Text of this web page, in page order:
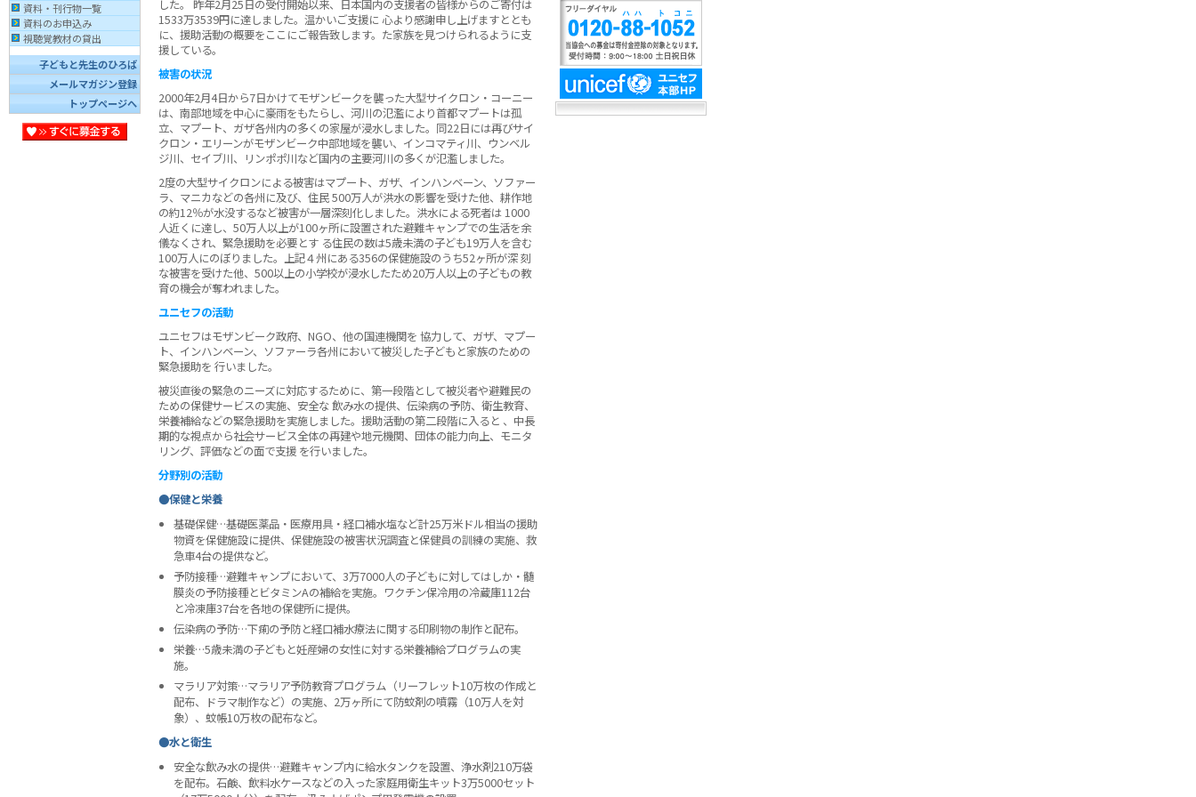
資料・刊行物一覧
資料のお申込み
視聴覚教材の貸出
子どもと先生のひろば
メールマガジン登録
トップページへ
した。 昨年2月25日の受付開始以来、日本国内の支援者の皆様からのご寄付は
1533万3539円に達しました。温かいご支援に 心より感謝申し上げますととも
に、援助活動の概要をここにご報告致します。た家族を見つけられるように支
援している。
被害の状況
2000年2月4日から7日かけてモザンビークを襲った大型サイクロン・コーニー
は、南部地域を中心に豪雨をもたらし、河川の氾濫により首都マプートは孤
立、マプート、ガザ各州内の多くの家屋が浸水しました。同22日には再びサイ
クロン・エリーンがモザンビーク中部地域を襲い、インコマティ川、ウンベル
ジ川、セイブ川、リンポポ川など国内の主要河川の多くが氾濫しました。
2度の大型サイクロンによる被害はマプート、ガザ、インハンベーン、ソファー
ラ、マニカなどの各州に及び、住民 500万人が洪水の影響を受けた他、耕作地
の約12％が水没するなど被害が一層深刻化しました。洪水による死者は 1000
人近くに達し、50万人以上が100ヶ所に設置された避難キャンプでの生活を余
儀なくされ、緊急援助を必要とす る住民の数は5歳未満の子ども19万人を含む
100万人にのぼりました。上記４州にある356の保健施設のうち52ヶ所が深 刻
な被害を受けた他、500以上の小学校が浸水したため20万人以上の子どもの教
育の機会が奪われました。
ユニセフの活動
ユニセフはモザンビーク政府、NGO、他の国連機関を 協力して、ガザ、マプー
ト、インハンベーン、ソファーラ各州において被災した子どもと家族のための
緊急援助を 行いました。
被災直後の緊急のニーズに対応するために、第一段階として被災者や避難民の
ための保健サービスの実施、安全な 飲み水の提供、伝染病の予防、衛生教育、
栄養補給などの緊急援助を実施しました。援助活動の第二段階に入ると 、中長
期的な視点から社会サービス全体の再建や地元機関、団体の能力向上、モニタ
リング、評価などの面で支援 を行いました。
分野別の活動
●保健と栄養
基礎保健…基礎医薬品・医療用具・経口補水塩など計25万米ドル相当の援助
物資を保健施設に提供、保健施設の被害状況調査と保健員の訓練の実施、救
急車4台の提供など。
予防接種…避難キャンプにおいて、3万7000人の子どもに対してはしか・髄
膜炎の予防接種とビタミンAの補給を実施。ワクチン保冷用の冷蔵庫112台
と冷凍庫37台を各地の保健所に提供。
伝染病の予防…下痢の予防と経口補水療法に関する印刷物の制作と配布。
栄養…5歳未満の子どもと妊産婦の女性に対する栄養補給プログラムの実
施。
マラリア対策…マラリア予防教育プログラム（リーフレット10万枚の作成と
配布、ドラマ制作など）の実施、2万ヶ所にて防蚊剤の噴霧（10万人を対
象）、蚊帳10万枚の配布など。
●水と衛生
安全な飲み水の提供…避難キャンプ内に給水タンクを設置、浄水剤210万袋
を配布。石鹸、飲料水ケースなどの入った家庭用衛生キット3万5000セット